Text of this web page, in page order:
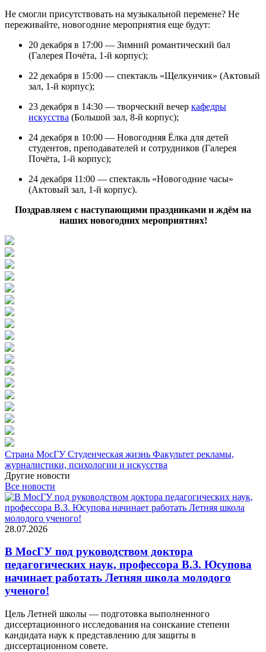
Не смогли присутствовать на музыкальной перемене? Не
переживайте, новогодние мероприятия еще будут:
20 декабря в 17:00 — Зимний романтический бал
(Галерея Почёта, 1-й корпус);
22 декабря в 15:00 — спектакль «Щелкунчик» (Актовый
зал, 1-й корпус);
23 декабря в 14:30 — творческий вечер кафедры
искусства (Большой зал, 8-й корпус);
24 декабря в 10:00 — Новогодняя Ёлка для детей
студентов, преподавателей и сотрудников (Галерея
Почёта, 1-й корпус);
24 декабря 11:00 — спектакль «Новогодние часы»
(Актовый зал, 1-й корпус).
Поздравляем с наступающими праздниками и ждём на
наших новогодних мероприятиях!
Страна МосГУСтуденческая жизнь Факультет рекламы,
журналистики, психологии и искусства
Другие новости
Все новости
28.07.2026
В МосГУ под руководством доктора
педагогических наук, профессора В.З. Юсупова
начинает работать Летняя школа молодого
ученого!
Цель Летней школы — подготовка выполненного
диссертационного исследования на соискание степени
кандидата наук к представлению для защиты в
диссертационном совете.